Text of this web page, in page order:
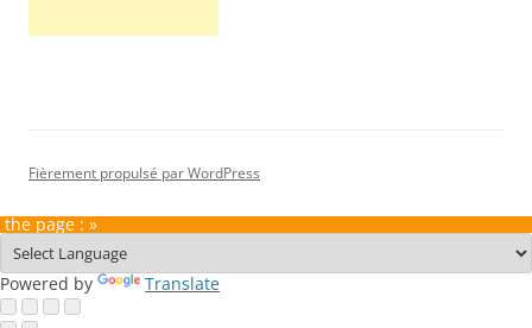
Fièrement propulsé par WordPress
page : »
Powered by Translate